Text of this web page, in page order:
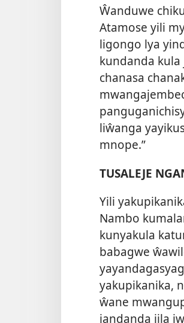
Ŵanduwe
Atamose yili
ligongo lya
kundanda kula
chanasa
liŵanga
mnope.”
TUSALEJE
Yili
Nambo
kunyakula
babagwe
yakupikanika,
ŵane
jandanda jila